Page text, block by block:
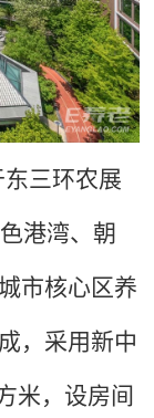
三环农展
港湾、朝
市核心区养
，采用新中
米，设房间